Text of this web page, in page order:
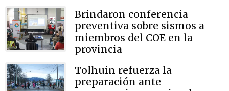
Brindaron conferencia
preventiva sobre sismos a
miembros del COE en la
provincia
Tolhuin refuerza la
preparación ante